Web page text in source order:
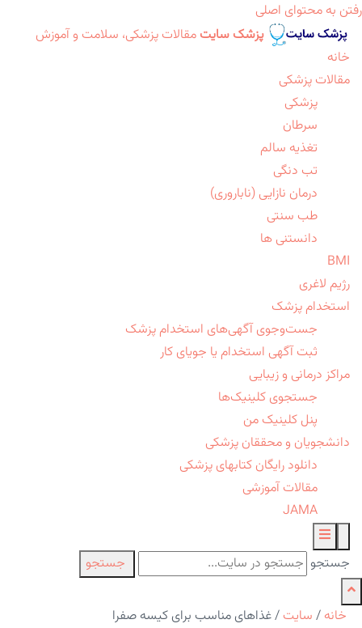
رفتن به محتوای اصلی
پزشک سایت مقالات پزشکی، سلامت و آموزش
خانه
مقالات پزشکی
پزشکی
سرطان
تغذیه سالم
تب دنگی
درمان نازایی (ناباروری)
طب سنتی
دانستنی ها
BMI
رژیم لاغری
استخدام پزشک
جست‌وجوی آگهی‌های استخدام پزشک
ثبت آگهی استخدام یا جویای کار
مراکز درمانی و زیبایی
جستجوی کلینیک‌ها
پنل کلینیک من
دانشجویان و محققان پزشکی
دانلود رایگان کتابهای پزشکی
مقالات آموزشی
JAMA
جستجو جستجو
خانه / سایت /غذاهای مناسب برای کیسه صفرا